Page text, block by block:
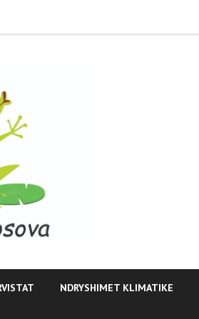
NDRYSHIMET KLIMATIKE